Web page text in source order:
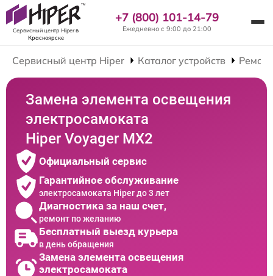
Сервисный центр Hiperв
Красноярске
+7 (800) 101-14-79
Ежедневно с 9:00 до 21:00
Сервисный центр Hiper Каталог устройств
Замена элемента освещения
электросамоката
Hiper Voyager MX2
Официальный сервис
Гарантийное обслуживание
электросамоката Hiper до 3 лет
Диагностика за наш счет,
ремонт по желанию
Бесплатный выезд курьера
в день обращения
Замена элемента освещения
электросамоката